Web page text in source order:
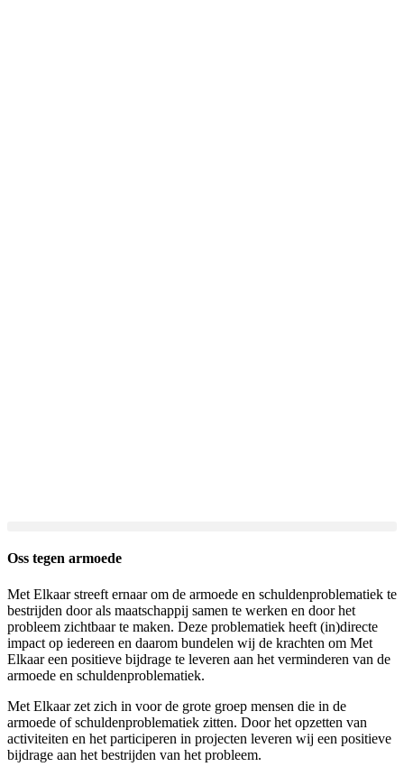
Oss tegen armoede
Met Elkaar streeft ernaar om de armoede en schuldenproblematiek te
bestrijden door als maatschappij samen te werken en door het
probleem zichtbaar te maken. Deze problematiek heeft (in)directe
impact op iedereen en daarom bundelen wij de krachten om Met
Elkaar een positieve bijdrage te leveren aan het verminderen van de
armoede en schuldenproblematiek.
Met Elkaar zet zich in voor de grote groep mensen die in de
armoede of schuldenproblematiek zitten. Door het opzetten van
activiteiten en het participeren in projecten leveren wij een positieve
bijdrage aan het bestrijden van het probleem.